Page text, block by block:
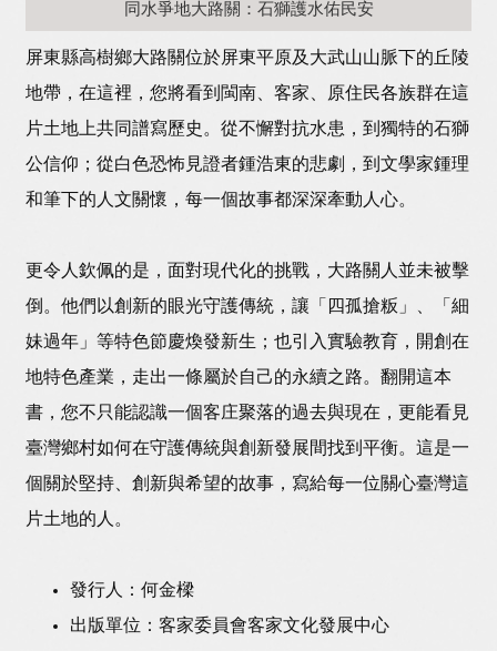
同水爭地大路關：石獅護水佑民安
屏東縣高樹鄉大路關位於屏東平原及大武山山脈下的丘陵
地帶，在這裡，您將看到閩南、客家、原住民各族群在這
片土地上共同譜寫歷史。從不懈對抗水患，到獨特的石獅
公信仰；從白色恐怖見證者鍾浩東的悲劇，到文學家鍾理
和筆下的人文關懷，每一個故事都深深牽動人心。
更令人欽佩的是，面對現代化的挑戰，大路關人並未被擊
倒。他們以創新的眼光守護傳統，讓「四孤搶粄」、「細
妹過年」等特色節慶煥發新生；也引入實驗教育，開創在
地特色產業，走出一條屬於自己的永續之路。翻開這本
書，您不只能認識一個客庄聚落的過去與現在，更能看見
臺灣鄉村如何在守護傳統與創新發展間找到平衡。這是一
個關於堅持、創新與希望的故事，寫給每一位關心臺灣這
片土地的人。
發行人：何金樑
出版單位：客家委員會客家文化發展中心